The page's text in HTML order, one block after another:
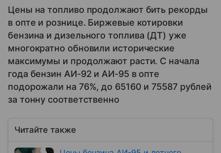
Цены на топливо продолжают бить рекорды
в опте и рознице. Биржевые котировки
бензина и дизельного топлива (ДТ) уже
многократно обновили исторические
максимумы и продолжают расти. С начала
года бензин АИ-92 и АИ-95 в опте
подорожали на 76%, до 65160 и 75587 рублей
за тонну соответственно
Читайте также